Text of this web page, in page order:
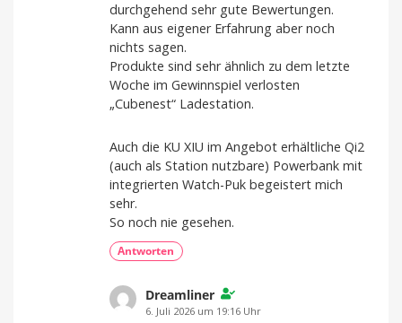
durchgehend sehr gute Bewertungen.
Kann aus eigener Erfahrung aber noch
nichts sagen.
Produkte sind sehr ähnlich zu dem letzte
Woche im Gewinnspiel verlosten
„Cubenest“ Ladestation.
Auch die KU XIU im Angebot erhältliche Qi2
(auch als Station nutzbare) Powerbank mit
integrierten Watch-Puk begeistert mich
sehr.
So noch nie gesehen.
Antworten
Dreamliner
6. Juli 2026 um 19:16 Uhr